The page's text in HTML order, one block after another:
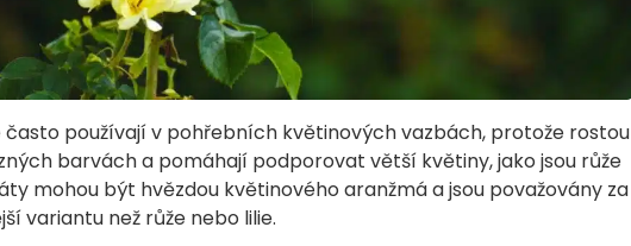
často používají v pohřebních květinových vazbách, protože rostou
barvách a pomáhají podporovat větší květiny, jako jsou růže
mohou být hvězdou květinového aranžmá a jsou považovány za
variantu než růže nebo lilie.